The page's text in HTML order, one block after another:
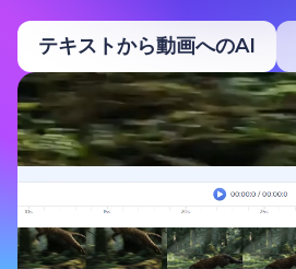
テキストから動画へのAI